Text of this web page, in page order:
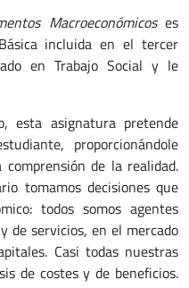
Macroeconómicos es
incluida en el tercer
en Trabajo Social y le
esta asignatura pretende
proporcionándole
de la realidad.
tomamos decisiones que
todos somos agentes
de servicios, en el mercado
Casi todas nuestras
de costes y de beneficios.